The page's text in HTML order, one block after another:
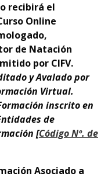
recibirá el
Online
de Natación
por CIFV.
y Avalado por
Virtual.
inscrito en
de
[Código Nº. de
Asociado a